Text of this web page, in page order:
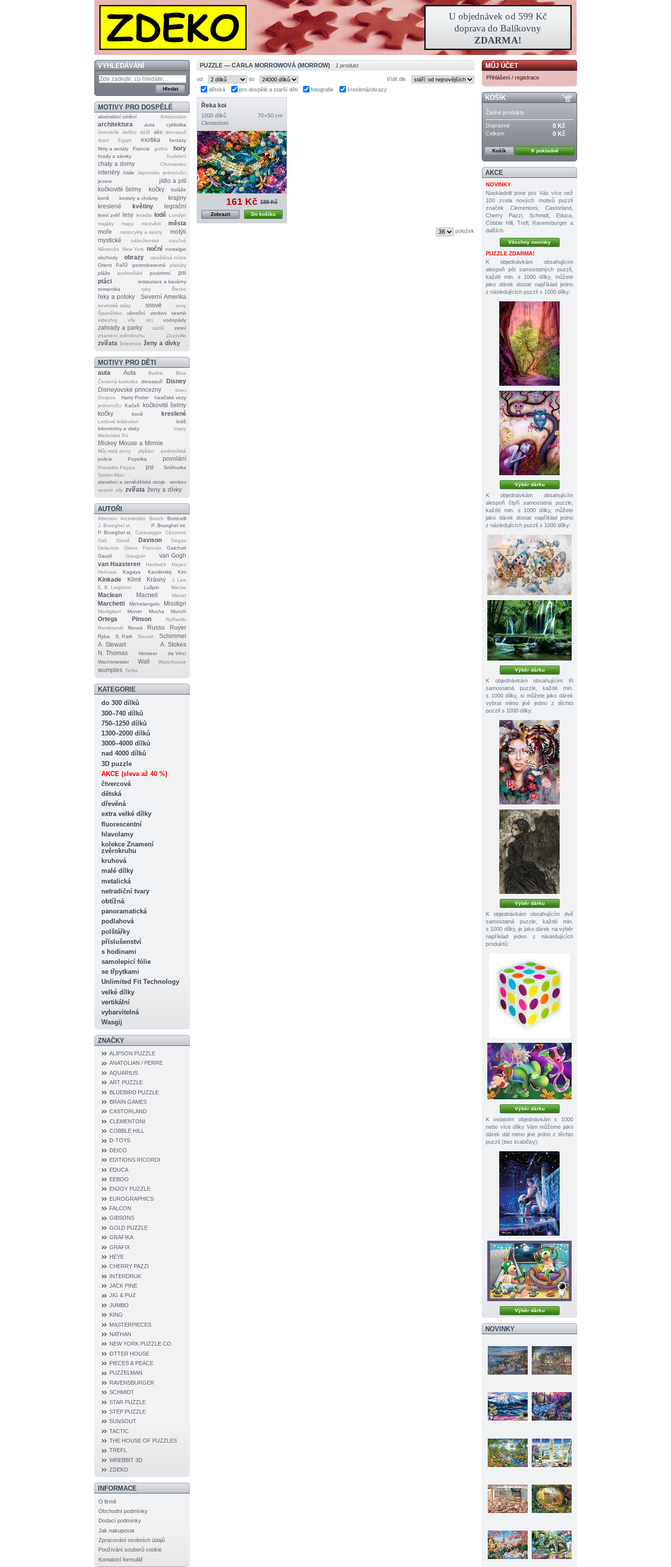
VYHLEDÁVÁNÍ
MOTIVY PRO DOSPĚLÉ
abstraktní umění Amsterdam
architektura auta
cyklistika
černobílé
delfíni déšť děti dinosauři
draci
Egypt exotika
fantasy
filmy a seriály
Francie gothic hory
hrady a zámky hudební
chaty a domy Chorvatsko
interiéry Itálie Japonsko
jednorožci
jezera
jídlo a pití
kočkovité šelmy
kočky
koláže
koně
kostely a chrámy
krajiny
kreslené
květiny legrační
lesní zvěř lesy letadla lodě Londýn
majáky
mapy medvědi
města
moře
motocykly a skútry
motýli
mystické
náboženské
naučné
Německo
New York noční nostalgie
obchody
obrazy
opuštěná místa
Orient
Paříž pestrobarevné
plakáty
pláže
podmořské podzimní
psi
ptáci
restaurace a kavárny
romantika
ryby Řecko
řeky a potoky Severní Amerika
severské státy snové
sovy
Španělsko
vánoční venkov
vesmír
videohry
víly vlci vodopády
zahrady a parky zátiší
zimní
znamení zvěrokruhu
Zozoville
zvířata železnice ženy a dívky
MOTIVY PRO DĚTI
auta Auta Barbie
Blue
Červená karkulka
dinosauři
Disney
Disneyovské princezny
draci
Gorjuss
Harry Potter
hasičské vozy
jednorožci
Kačeři
kočkovité šelmy
kočky
koně kreslené
Ledové království
lodě
lokomotivy a vlaky
mapy
Medvídek Pú
Mickey Mouse a Minnie
Můj malý pony plyšáci
podmořské
policie
Popelka povolání
Prasátko Peppa psi
Sněhurka
Spider‐Man
stavební a zemědělské stroje
venkov
vesmír víly zvířata ženy a dívky
AUTOŘI
Afremov Arcimboldo Bosch
Botticelli
J. Brueghel st.
P. Brueghel ml.
P. Brueghel st.
Caravaggio
Cézanne
Dalí
David Davison
Degas
Delacroix
Delon Francés
Galchutt
Gaudí
Gauguin
van Gogh
van Haasteren
Hardwick
Hayez
Hokusai
Kagaya Kandinskij Kim
Kinkade Klimt Krásný
J. Lee
E. B. Leighton
Lušpin Macke
Maclean Macneil Manet
Marchetti Michelangelo Misstigri
Modigliani Monet Mucha Munch
Ortega Pinson
Raffaello
Rembrandt
Renoir Russo Ruyer
Ryba S. Park Seurat
Schimmel
A. Stewart
A. Stokes
N. Thomas
Vermeer
da Vinci
Wachtmeister
Wall Waterhouse
wumples Yerka
KATEGORIE
do 300 dílků
300–740 dílků
750–1250 dílků
1300–2000 dílků
3000–4000 dílků
nad 4000 dílků
3D puzzle
AKCE (sleva až 40 %)
čtvercová
dětská
dřevěná
extra velké dílky
fluorescentní
hlavolamy
kolekce Znamení
zvěrokruhu
kruhová
malé dílky
metalická
netradiční tvary
obtížná
panoramatická
podlahová
polštářky
příslušenství
s hodinami
samolepicí fólie
se třpytkami
Unlimited Fit Technology
velké dílky
vertikální
vybarvitelná
Wasgij
ZNAČKY
ALIPSON PUZZLE
ANATOLIAN / PERRE
AQUARIUS
ART PUZZLE
BLUEBIRD PUZZLE
BRAIN GAMES
CASTORLAND
CLEMENTONI
COBBLE HILL
D‐TOYS
DEICO
EDITIONS RICORDI
EDUCA
EEBOO
ENJOY PUZZLE
EUROGRAPHICS
FALCON
GIBSONS
GOLD PUZZLE
GRAFIKA
GRAFIX
HEYE
CHERRY PAZZI
INTERDRUK
JACK PINE
JIG & PUZ
JUMBO
KING
MASTERPIECES
NATHAN
NEW YORK PUZZLE CO.
OTTER HOUSE
PIECES & PEACE
PUZZELMAN
RAVENSBURGER
SCHMIDT
STAR PUZZLE
STEP PUZZLE
SUNSOUT
TACTIC
THE HOUSE OF PUZZLES
TREFL
WREBBIT 3D
ZDEKO
INFORMACE
O firmě
Obchodní podmínky
Dodací podmínky
Jak nakupovat
Zpracování osobních údajů
Používání souborů cookie
Kontaktní formulář
PUZZLE — CARLA MORROWOVÁ (MORROW) 1 produkt
od do
třídit dle
dětská
pro dospělé a starší děti fotografie kreslená/obrazy
Řeka koi
1000 dílků
70 × 50 cm
Clementoni
161 Kč 189 Kč
Do košíku
Zobrazit
položek
MŮJ ÚČET
Přihlášení / registrace
KOŠÍK
Žádné produkty
Dopravné 0 Kč
Celkem 0 Kč
Košík K pokladně
AKCE
NOVINKY
Naskladnili jsme pro Vás více než
100 zcela nových motivů puzzlí
značek Clementoni, Castorland,
Cherry Pazzi, Schmidt, Educa,
Cobble Hill, Trefl, Ravensburger a
dalších.
Všechny novinky
PUZZLE ZDARMA!
K objednávkám obsahujícím
alespoň pět samostatných puzzlí,
každé min. s 1000 dílky, můžete
jako dárek dostat například jedno
z následujících puzzlí s 1000 dílky:
Výběr dárku
K objednávkám obsahujícím
alespoň čtyři samostatná puzzle,
každé min. s 1000 dílky, můžete
jako dárek dostat například jedno
z následujících puzzlí s 1000 dílky:
Výběr dárku
K objednávkám obsahujícím tři
samostatná puzzle, každé min.
s 1000 dílky, si můžete jako dárek
vybrat mimo jiné jedno z těchto
puzzlí s 1000 dílky:
Výběr dárku
K objednávkám obsahujícím dvě
samostatná puzzle, každé min.
s 1000 dílky, je jako dárek na výběr
například jeden z následujících
produktů:
Výběr dárku
K ostatním objednávkám s 1000
nebo více dílky Vám můžeme jako
dárek dát mimo jiné jedno z těchto
puzzlí (bez krabičky):
Výběr dárku
NOVINKY